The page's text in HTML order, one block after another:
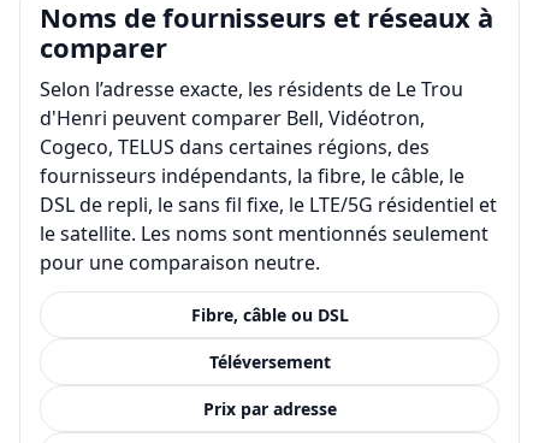
Noms de fournisseurs et réseaux à
comparer
Selon l’adresse exacte, les résidents de Le Trou
d'Henri peuvent comparer Bell, Vidéotron,
Cogeco, TELUS dans certaines régions, des
fournisseurs indépendants, la fibre, le câble, le
DSL de repli, le sans fil fixe, le LTE/5G résidentiel et
le satellite. Les noms sont mentionnés seulement
pour une comparaison neutre.
Fibre, câble ou DSL
Téléversement
Prix par adresse